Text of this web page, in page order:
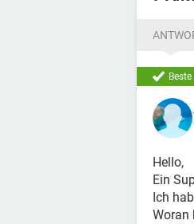
Hello,
Ein
Ich
Woran